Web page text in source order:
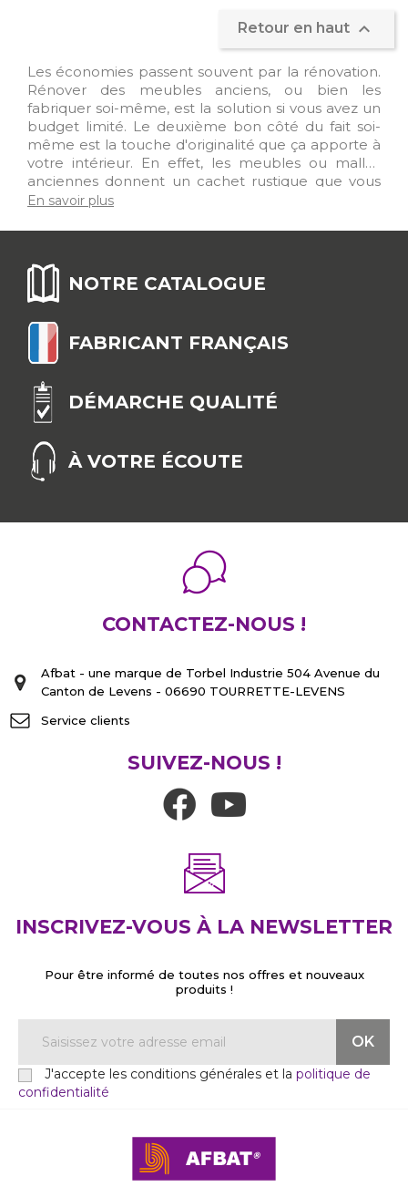
Retour en haut 
Les économies passent souvent par la rénovation.
Rénover des meubles anciens, ou bien les
fabriquer soi-même, est la solution si vous avez un
budget limité. Le deuxième bon côté du fait soi-
même est la touche d'originalité que ça apporte à
votre intérieur. En effet, les meubles ou malles
anciennes donnent un cachet rustique que vous
ne verrez pas chez tout le monde. Que vous
toute la quincaillerie dont vous aurez besoin se
les équerres de chaise, de caisse ou de châssis, les
renforts, les pattes d'assemblage, les charnières de
caisses ou de tables. Pour verrouiller les malles,
nous vous proposons également une gamme de
fermoirs, de crochets décoratifs et de porte
cadenas. Retrouvez également tout un éventail de
poignées pour restaurer vos meubles anciens. A
découvrir dans notre rubrique "La quincaillerie du
meuble".
En savoir plus
NOTRE CATALOGUE
FABRICANT FRANÇAIS
DÉMARCHE QUALITÉ
À VOTRE ÉCOUTE
CONTACTEZ-NOUS !
Afbat - une marque de Torbel Industrie 504 Avenue du
Canton de Levens - 06690 TOURRETTE-LEVENS
Service clients
SUIVEZ-NOUS !
INSCRIVEZ-VOUS À LA NEWSLETTER
Pour être informé de toutes nos offres et nouveaux
produits !
J'accepte les conditions générales et la politique de
confidentialité